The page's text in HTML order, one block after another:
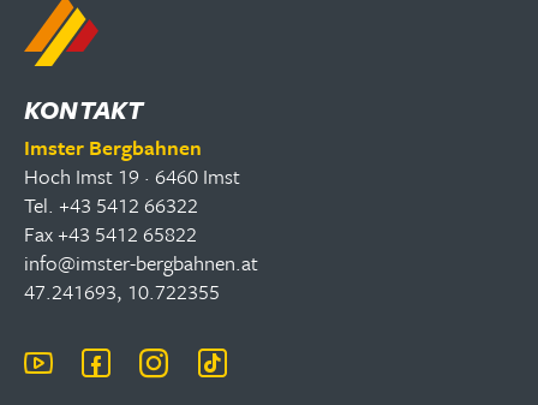
KONTAKT
Imster Bergbahnen
Hoch Imst 19 · 6460 Imst
Tel. +43 5412 66322
Fax +43 5412 65822
info@imster-bergbahnen.at
47.241693, 10.722355